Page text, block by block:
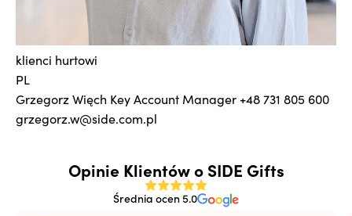
klienci hurtowi
PL
Grzegorz Więch Key Account Manager+48 731 805 600
grzegorz.w@side.com.pl
Opinie Klientów o SIDE Gifts
Średnia ocen 5.0